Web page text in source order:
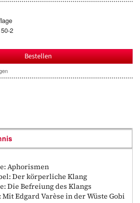
2
Bestellen
Aphorismen
Der körperliche Klang
Die Befreiung des Klangs
Edgard Varèse in der Wüste Gobi